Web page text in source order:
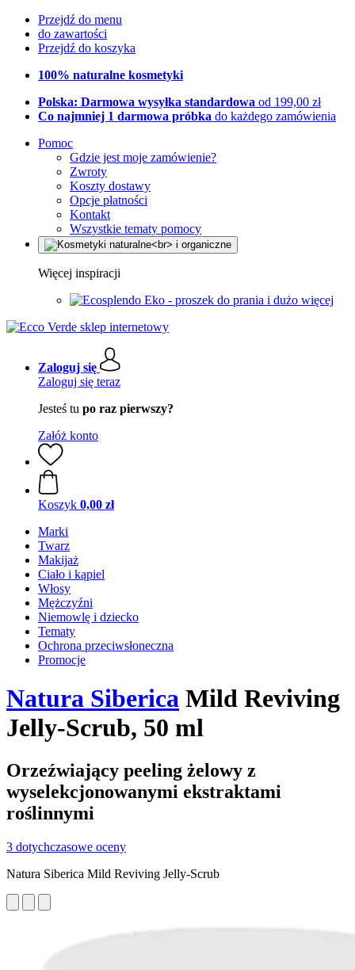
Przejdź do menu
do zawartości
Przejdź do koszyka
100% naturalne kosmetyki
Polska: Darmowa wysyłka standardowa od 199,00 zł
Co najmniej 1 darmowa próbka do każdego zamówienia
Pomoc
Gdzie jest moje zamówienie?
Zwroty
Koszty dostawy
Opcje płatności
Kontakt
Wszystkie tematy pomocy
Więcej inspiracji
Eko - proszek do prania i dużo więcej
Zaloguj się
Zaloguj się teraz
Jesteś tu po raz pierwszy?
Załóż konto
Koszyk 0,00 zł
Marki
Twarz
Makijaż
Ciało i kąpiel
Włosy
Mężczyźni
Niemowlę i dziecko
Tematy
Ochrona przeciwsłoneczna
Promocje
Natura Siberica Mild Reviving
Jelly-Scrub, 50 ml
Orzeźwiający peeling żelowy z
wyselekcjonowanymi ekstraktami
roślinnymi
3 dotychczasowe oceny
Natura Siberica Mild Reviving Jelly-Scrub